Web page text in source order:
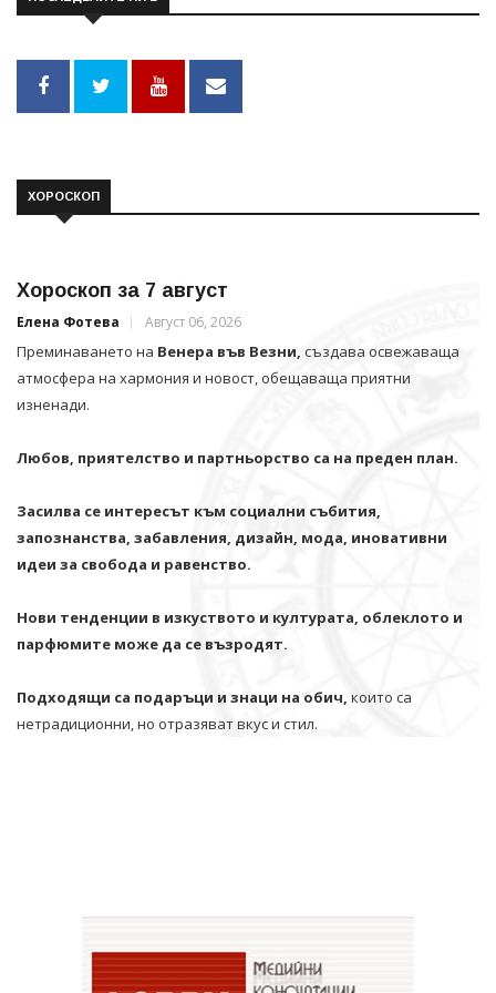
ХОРОСКОП
Хороскоп за 7 август
Елена Фотева Август 06, 2026
Преминаването на Венера във Везни, създава освежаваща
атмосфера на хармония и новост, обещаваща приятни
изненади.
Любов, приятелство и партньорство са на преден план.
Засилва се интересът към социални събития,
запознанства, забавления, дизайн, мода, иновативни
идеи за свобода и равенство.
Нови тенденции в изкуството и културата, облеклото и
парфюмите може да се възродят.
Подходящи са подаръци и знаци на обич, които са
нетрадиционни, но отразяват вкус и стил.